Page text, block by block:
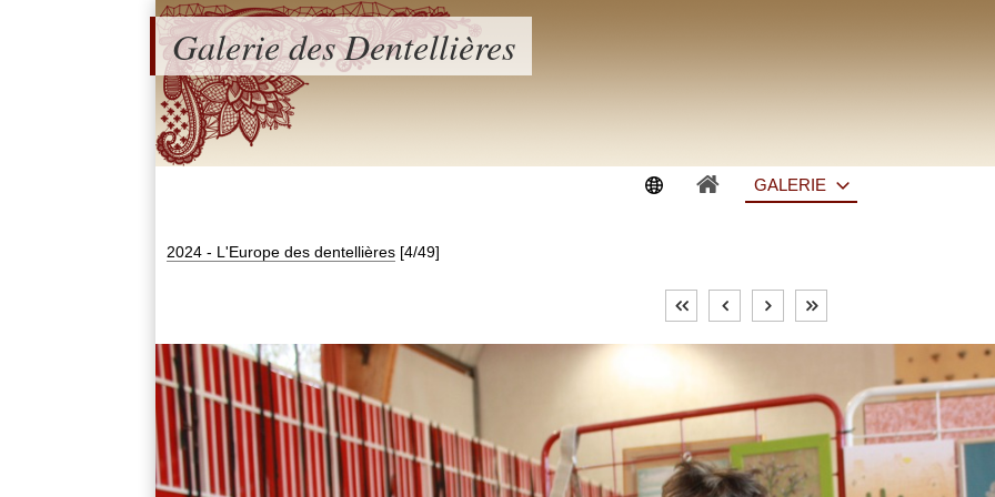
Galerie des Dentellières
GALERIE
2024 - L'Europe des dentellières [4/49]